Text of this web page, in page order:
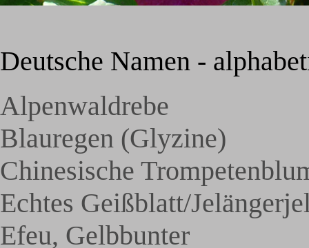
Deutsche Namen -
Alpenwaldrebe
Blauregen (Glyzine)
Chinesische
Echtes Geißblatt/
Efeu, Gelbbunter